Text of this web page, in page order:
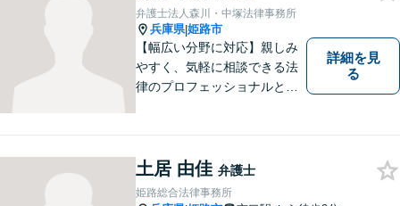
弁護士法人森川・中塚法律事務所
兵庫県|姫路市
【幅広い分野に対応】親しみ
やすく、気軽に相談できる法
律のプロフェッショナルとし
でサポートいたします。些細
なことでもお気軽にご相談く
詳細を見
る
土居 由佳 弁護士
姫路総合法律事務所